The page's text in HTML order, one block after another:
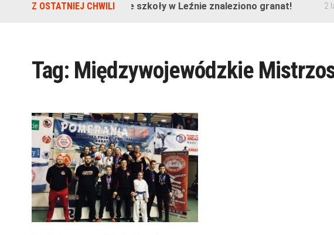
Z OSTATNIEJ CHWILINa terenie szkoły w Leźnie znaleziono granat! 2
Tag: Międzywojewódzkie